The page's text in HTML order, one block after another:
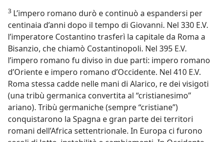
3 L’impero romano durò e continuò a espandersi per
centinaia d’anni dopo il tempo di Giovanni. Nel 330 E.V.
l’imperatore Costantino trasferì la capitale da Roma a
Bisanzio, che chiamò Costantinopoli. Nel 395 E.V.
l’impero romano fu diviso in due parti: impero romano
d’Oriente e impero romano d’Occidente. Nel 410 E.V.
Roma stessa cadde nelle mani di Alarico, re dei visigoti
(una tribù germanica convertita al “cristianesimo”
ariano). Tribù germaniche (sempre “cristiane”)
conquistarono la Spagna e gran parte dei territori
romani dell’Africa settentrionale. In Europa ci furono